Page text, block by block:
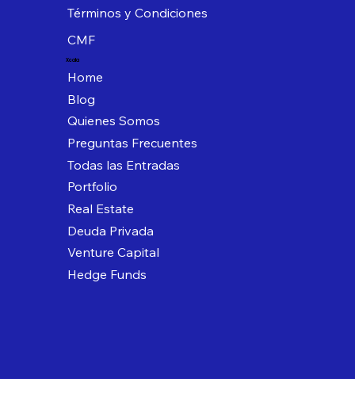
Términos y Condiciones
CMF
Xcala
Home
Blog
Quienes Somos
Preguntas Frecuentes
Todas las Entradas
Portfolio
Real Estate
Deuda Privada
Venture Capital
Hedge Funds